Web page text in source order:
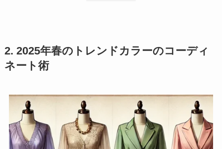
2. 2025年春のトレンドカラーのコーディ
ネート術